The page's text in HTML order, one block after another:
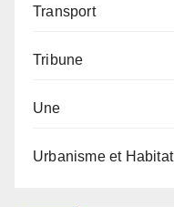
Transport
Tribune
Une
Urbanisme et Habitat